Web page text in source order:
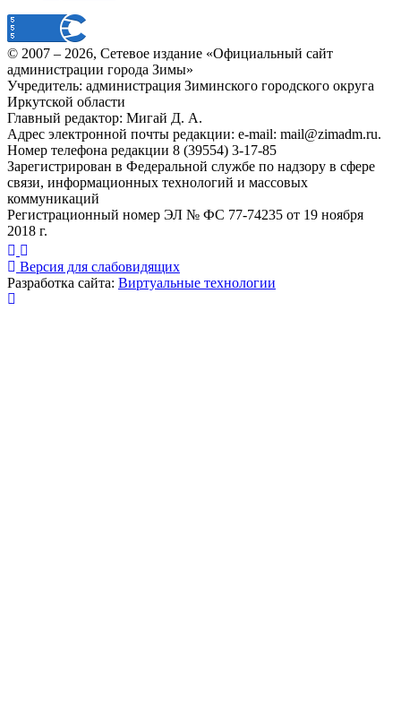
© 2007 – 2026, Сетевое издание «Официальный сайт
администрации города Зимы»
Учредитель: администрация Зиминского городского округа
Иркутской области
Главный редактор: Мигай Д. А.
Адрес электронной почты редакции: e-mail: mail@zimadm.ru.
Номер телефона редакции 8 (39554) 3-17-85
Зарегистрирован в Федеральной службе по надзору в сфере
связи, информационных технологий и массовых
коммуникаций
Регистрационный номер ЭЛ № ФС 77-74235 от 19 ноября
2018 г.
Версия для слабовидящих
Разработка сайта: Виртуальные технологии